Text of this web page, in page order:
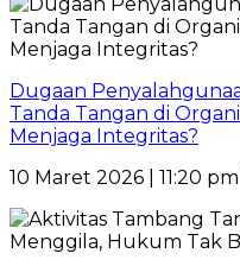
Dugaan
Tanda Tangan di
Menjaga Integritas?
10 Maret 2026 | 11:20